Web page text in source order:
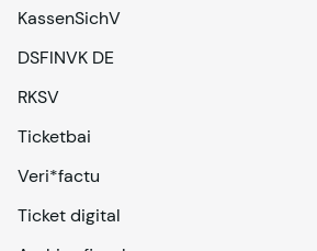
KassenSichV
DSFINVK DE
RKSV
Ticketbai
Veri*factu
Ticket digital